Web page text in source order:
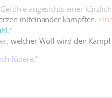
angesichts einer
miteinander kämpften.
."
welcher Wolf wird den
füttere."